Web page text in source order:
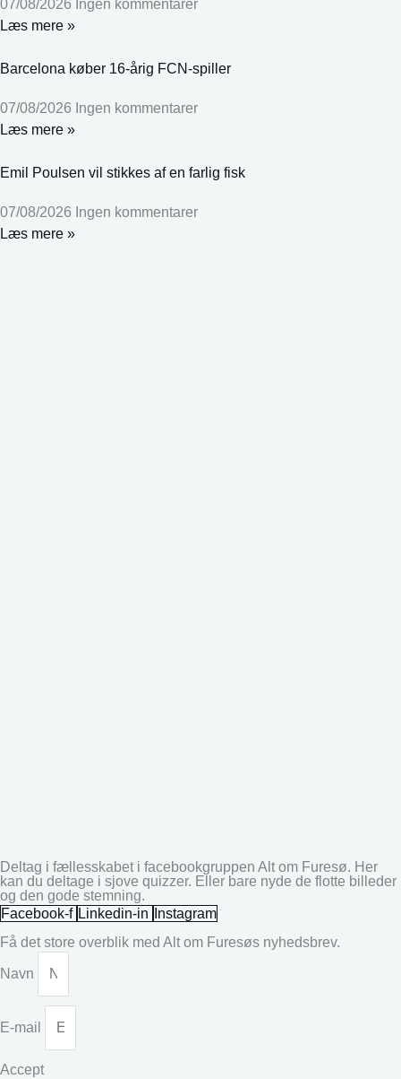
07/08/2026 Ingen kommentarer
Læs mere »
Barcelona køber 16-årig FCN-spiller
07/08/2026 Ingen kommentarer
Læs mere »
Emil Poulsen vil stikkes af en farlig fisk
07/08/2026 Ingen kommentarer
Læs mere »
Deltag i fællesskabet i facebookgruppen Alt om Furesø. Her
kan du deltage i sjove quizzer. Eller bare nyde de flotte billeder
og den gode stemning.
Facebook-f Linkedin-in
Instagram
Få det store overblik med Alt om Furesøs nyhedsbrev.
Navn
E-mail
Accept